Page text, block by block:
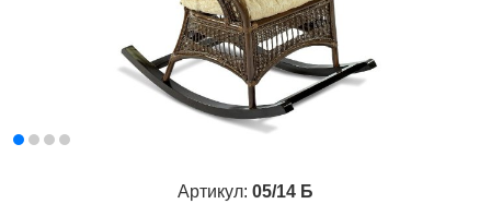
Артикул: 05/14 Б